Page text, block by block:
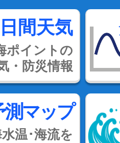
間天気
ポイントの
・防災情報
測マップ
温･海流を